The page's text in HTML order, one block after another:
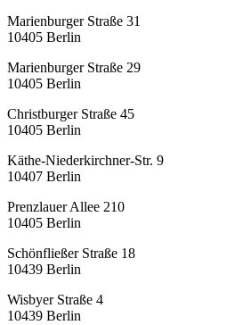
Marienburger Straße 31
10405 Berlin
Marienburger Straße 29
10405 Berlin
Christburger Straße 45
10405 Berlin
Käthe-Niederkirchner-Str. 9
10407 Berlin
Prenzlauer Allee 210
10405 Berlin
Schönfließer Straße 18
10439 Berlin
Wisbyer Straße 4
10439 Berlin